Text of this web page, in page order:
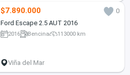
$7.890.000
0
Ford Escape 2.5 AUT 2016
2016 Bencina 113000 km
Viña del Mar